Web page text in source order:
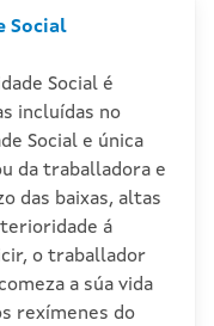
Social
Social é
incluídas no
Social e única
da traballadora e
das baixas, altas
á
o traballador
a súa vida
rexímenes do